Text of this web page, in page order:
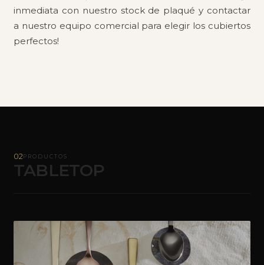
inmediata con nuestro stock de plaqué y contactar
a nuestro equipo comercial para elegir los cubiertos
perfectos!
02PRODUCTOS
TABLETOP